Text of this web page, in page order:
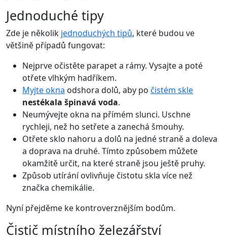
Jednoduché tipy
Zde je několik jednoduchých tipů, které budou ve
většině případů fungovat:
Nejprve očistěte parapet a rámy. Vysajte a poté
otřete vlhkým hadříkem.
Myjte okna odshora dolů, aby po čistém skle
nestékala špinavá voda.
Neumývejte okna na přímém slunci. Uschne
rychleji, než ho setřete a zanechá šmouhy.
Otřete sklo nahoru a dolů na jedné straně a doleva
a doprava na druhé. Tímto způsobem můžete
okamžitě určit, na které straně jsou ještě pruhy.
Způsob utírání ovlivňuje čistotu skla více než
značka chemikálie.
Nyní přejděme ke kontroverznějším bodům.
Čistič místního železářství